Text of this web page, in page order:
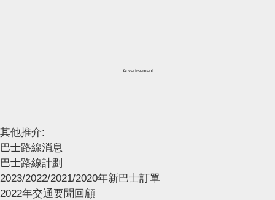
Advertisement
其他推介:
巴士路線消息
巴士路線計劃
2023/2022/2021/2020年新巴士訂單
2022年交通要聞回顧